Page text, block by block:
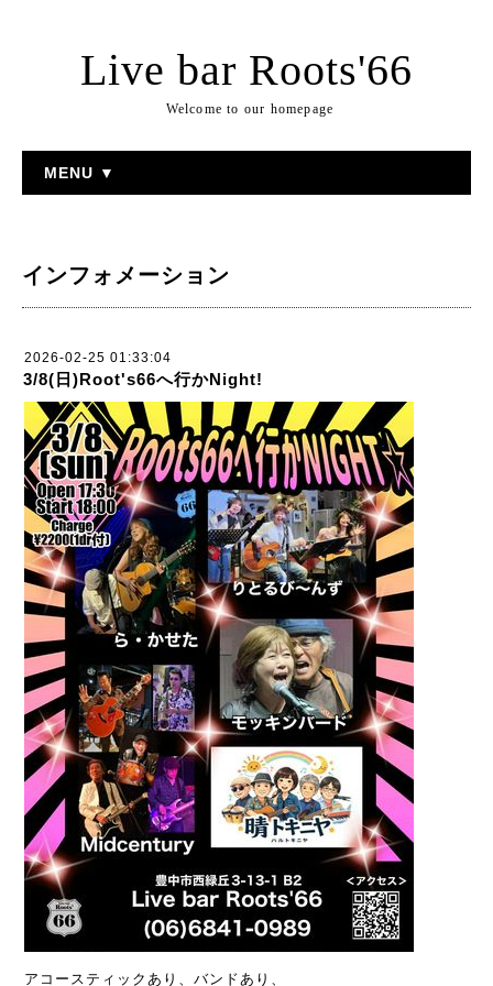
Live bar Roots'66
Welcome to our homepage
MENU ▼
インフォメーション
2026-02-25 01:33:04
3/8(日)Root's66へ行かNight!
アコースティックあり、バンドあり、